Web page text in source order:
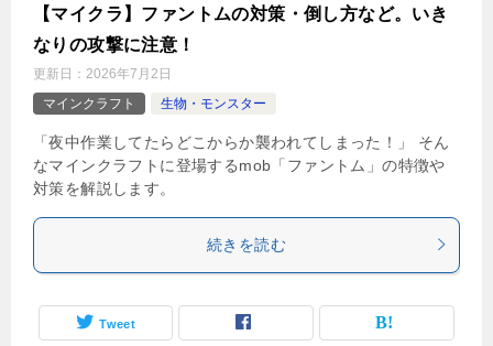
【マイクラ】ファントムの対策・倒し方など。いき
なりの攻撃に注意！
更新日： 2026年7月2日
マインクラフト
生物・モンスター
「夜中作業してたらどこからか襲われてしまった！」 そん
なマインクラフトに登場するmob「ファントム」の特徴や
対策を解説します。
続きを読む
Tweet